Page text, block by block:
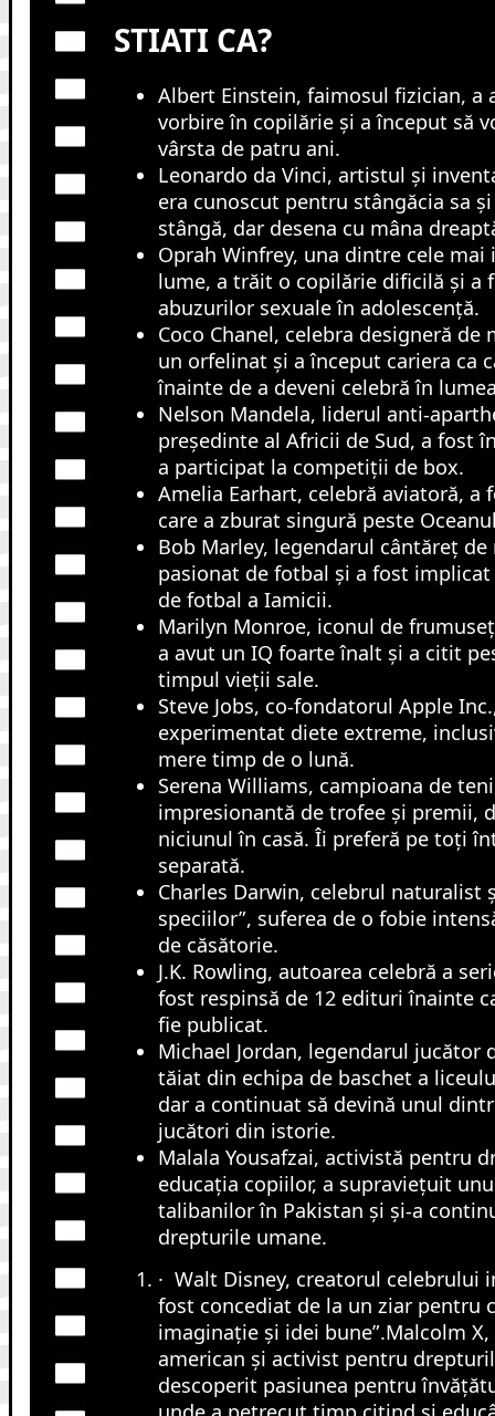
STIATI CA?
Albert Einstein, faimosul fizician, a
vorbire în copilărie și a început să
vârsta de patru ani.
Leonardo da Vinci, artistul și
era cunoscut pentru stângăcia sa
stângă, dar desena cu mâna
Oprah Winfrey, una dintre cele
lume, a trăit o copilărie dificilă și a
abuzurilor sexuale în adolescență.
Coco Chanel, celebra designeră de
un orfelinat și a început cariera ca
înainte de a deveni celebră în
Nelson Mandela, liderul anti-
președinte al Africii de Sud, a fost
a participat la competiții de box.
Amelia Earhart, celebră aviatoră, a
care a zburat singură peste
Bob Marley, legendarul cântăreț de
pasionat de fotbal și a fost
de fotbal a Iamicii.
Marilyn Monroe, iconul de
a avut un IQ foarte înalt și a citit
timpul vieții sale.
Steve Jobs, co-fondatorul Apple
experimentat diete extreme,
mere timp de o lună.
Serena Williams, campioana de
impresionantă de trofee și premii,
niciunul în casă. Îi preferă pe toți
separată.
Charles Darwin, celebrul naturalist
speciilor”, suferea de o fobie
de căsătorie.
J.K. Rowling, autoarea celebră a
fost respinsă de 12 edituri înainte
fie publicat.
Michael Jordan, legendarul jucător
tăiat din echipa de baschet a
dar a continuat să devină unul
jucători din istorie.
Malala Yousafzai, activistă pentru
educația copiilor, a supraviețuit
talibanilor în Pakistan și și-a
drepturile umane.
· Walt Disney, creatorul celebrului
fost concediat de la un ziar pentru
imaginație și idei bune”.Malcolm
american și activist pentru
descoperit pasiunea pentru